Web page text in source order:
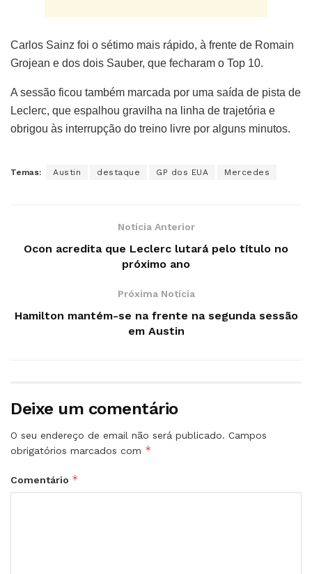
Carlos Sainz foi o sétimo mais rápido, à frente de Romain
Grojean e dos dois Sauber, que fecharam o Top 10.
A sessão ficou também marcada por uma saída de pista de
Leclerc, que espalhou gravilha na linha de trajetória e
obrigou às interrupção do treino livre por alguns minutos.
Temas: Austin destaque GP dos EUA Mercedes
Notícia Anterior
Ocon acredita que Leclerc lutará pelo título no
próximo ano
Próxima Notícia
Hamilton mantém-se na frente na segunda sessão
em Austin
Deixe um comentário
O seu endereço de email não será publicado. Campos
obrigatórios marcados com *
Comentário *